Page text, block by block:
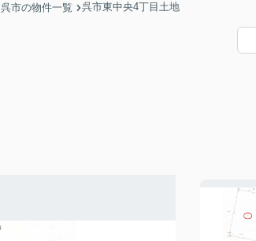
呉市の物件一覧 呉市東中央4丁目土地